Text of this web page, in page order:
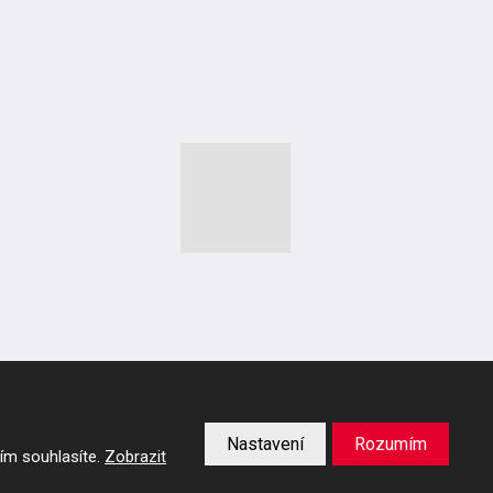
souhlasíte. Zobrazit
Nastavení Rozumím